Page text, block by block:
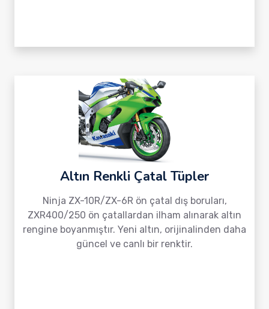
Altın Renkli Çatal Tüpler
Ninja ZX-10R/ZX-6R ön çatal dış boruları,
ZXR400/250 ön çatallardan ilham alınarak altın
rengine boyanmıştır. Yeni altın, orijinalinden daha
güncel ve canlı bir renktir.